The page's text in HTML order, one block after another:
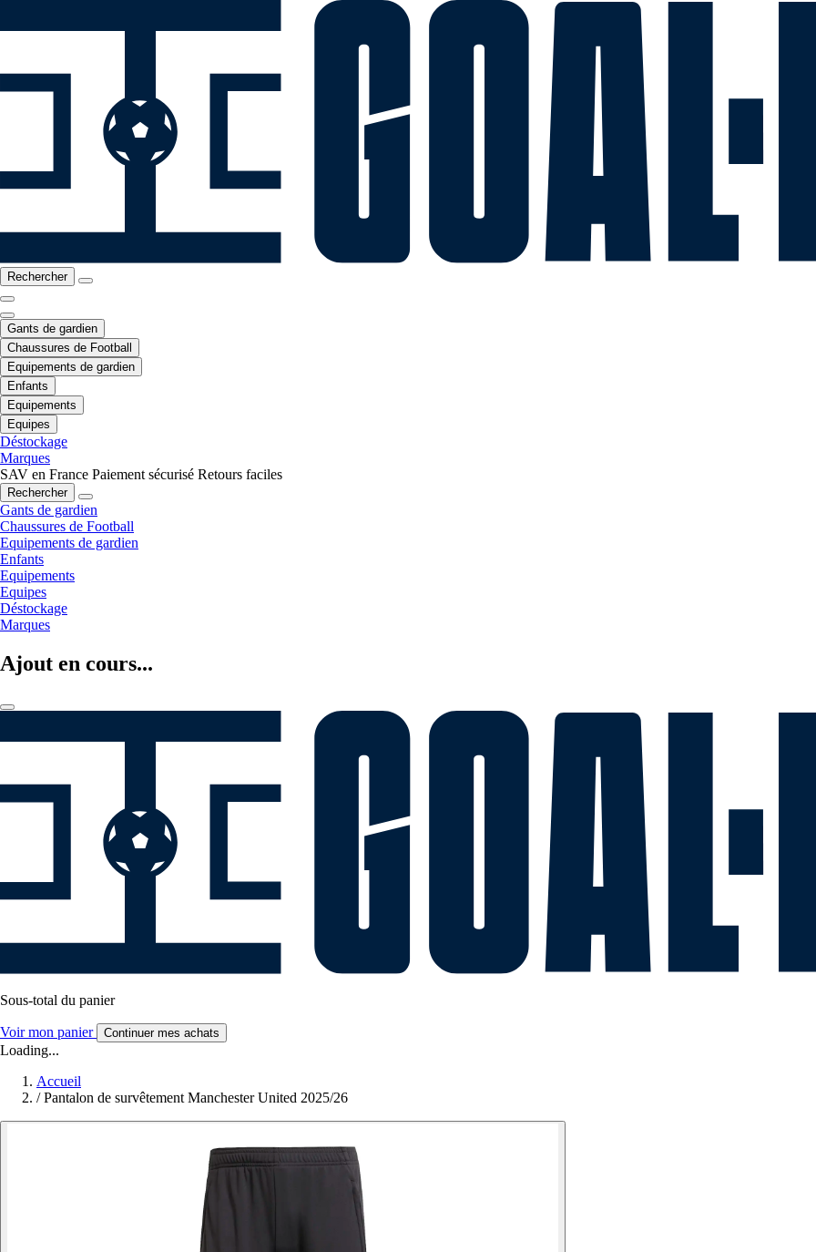
Rechercher
Gants de gardien
Chaussures de Football
Equipements de gardien
Enfants
Equipements
Equipes
Déstockage
Marques
SAV en France Paiement sécurisé Retours faciles
Rechercher
Gants de gardien
Chaussures de Football
Equipements de gardien
Enfants
Equipements
Equipes
Déstockage
Marques
Ajout en cours...
Sous-total du panier
Voir mon panier Continuer mes achats
Loading...
Accueil
/ Pantalon de survêtement Manchester United 2025/26